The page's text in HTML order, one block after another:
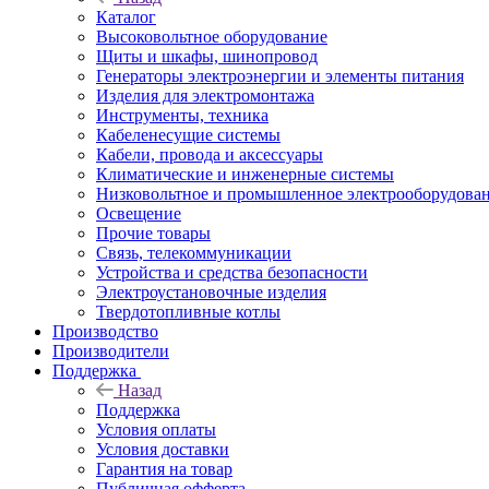
Каталог
Высоковольтное оборудование
Щиты и шкафы, шинопровод
Генераторы электроэнергии и элементы питания
Изделия для электромонтажа
Инструменты, техника
Кабеленесущие системы
Кабели, провода и аксессуары
Климатические и инженерные системы
Низковольтное и промышленное
Освещение
Прочие товары
Связь, телекоммуникации
Устройства и средства безопасности
Электроустановочные изделия
Твердотопливные котлы
Производство
Производители
Поддержка
Назад
Поддержка
Условия оплаты
Условия доставки
Гарантия на товар